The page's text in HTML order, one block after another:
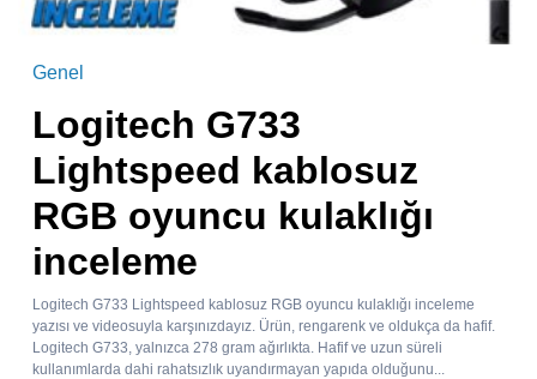
Genel
Logitech G733
Lightspeed kablosuz
RGB oyuncu kulaklığı
inceleme
Logitech G733 Lightspeed kablosuz RGB oyuncu kulaklığı inceleme
yazısı ve videosuyla karşınızdayız. Ürün, rengarenk ve oldukça da hafif.
Logitech G733, yalnızca 278 gram ağırlıkta. Hafif ve uzun süreli
kullanımlarda dahi rahatsızlık uyandırmayan yapıda olduğunu...